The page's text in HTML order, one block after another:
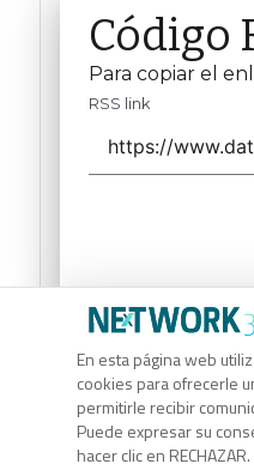
En esta página web
cookies para ofrecerle
permitirle recibir
Puede expresar su
hacer clic en
Código
Para copiar el
RSS link
Código
Para copiar el
RSS link